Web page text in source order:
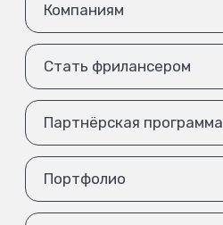
Компаниям
Стать фрилансером
Партнёрская программа
Портфолио